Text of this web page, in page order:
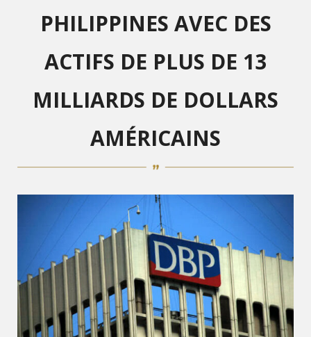
PHILIPPINES AVEC DES
ACTIFS DE PLUS DE 13
MILLIARDS DE DOLLARS
AMÉRICAINS